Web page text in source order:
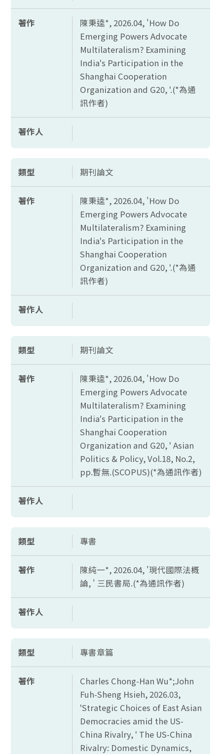
著作 陳秉逵*, 2026.04, 'How Do
Emerging Powers Advocate
Multilateralism? Examining
India's Participation in the
Shanghai Cooperation
Organization and G20, '.(*為通
訊作者)
著作人
類型 期刊論文
著作 陳秉逵*, 2026.04, 'How Do
Emerging Powers Advocate
Multilateralism? Examining
India's Participation in the
Shanghai Cooperation
Organization and G20, '.(*為通
訊作者)
著作人
類型 期刊論文
著作 陳秉逵*, 2026.04, 'How Do
Emerging Powers Advocate
Multilateralism? Examining
India's Participation in the
Shanghai Cooperation
Organization and G20, ' Asian
Politics & Policy, Vol.18, No.2,
pp.暫無.(SCOPUS)(*為通訊作者)
著作人
類型 專書
著作
陳純一*, 2026.04, '現代國際法概
論, ' 三民書局.(*為通訊作者)
著作人
類型 專書章篇
著作
Charles Chong-Han Wu*;John
Fuh-Sheng Hsieh, 2026.03,
'Strategic Choices of East Asian
Democracies amid the US-
China Rivalry, ' The US-China
Rivalry: Domestic Dynamics,